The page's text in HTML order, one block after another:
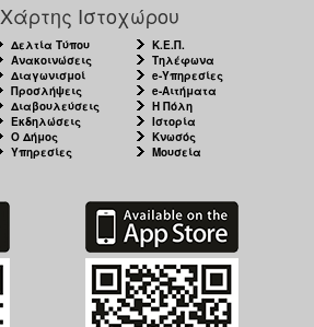
Χάρτης Ιστοχώρου
Δελτία Τύπου
Ανακοινώσεις
Διαγωνισμοί
Προσλήψεις
Διαβουλεύσεις
Εκδηλώσεις
Ο Δήμος
Υπηρεσίες
Κ.Ε.Π.
Τηλέφωνα
e-Υπηρεσίες
e-Αιτήματα
Η Πόλη
Ιστορία
Κνωσός
Μουσεία